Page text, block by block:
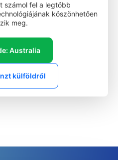
számol fel a legtöbb
köszönhetően
meg.
Australia
külföldről